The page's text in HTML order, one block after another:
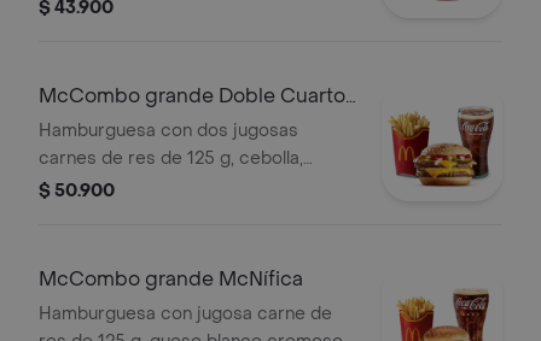
grandes y bebida grande a elección.
$ 43.900
McCombo grande Doble Cuarto
de Libra con Queso
Hamburguesa con dos jugosas
carnes de res de 125 g, cebolla,
pepinillos, doble queso cheddar
Acompañada de papas fritas grandes
y bebida grande a elección.
$ 50.900
McCombo grande McNífica
Hamburguesa con jugosa carne de